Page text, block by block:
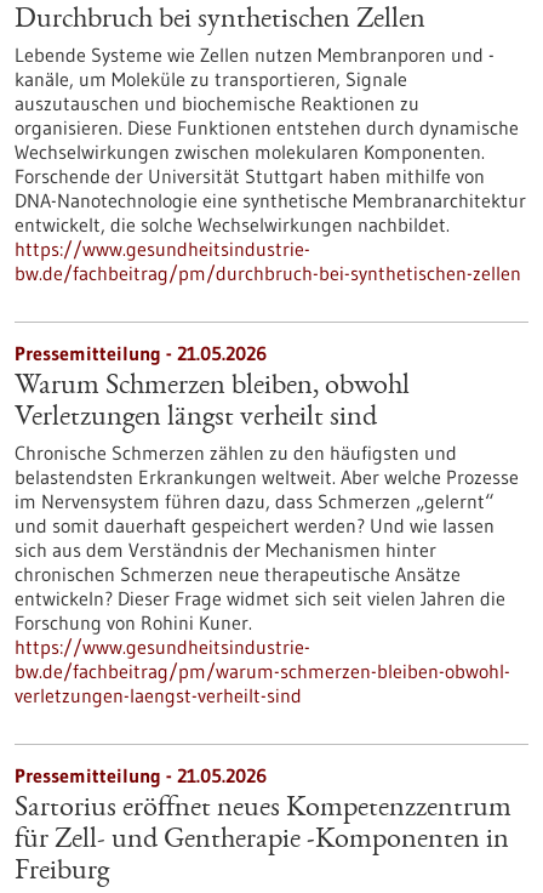
Durchbruch bei synthetischen Zellen
Lebende Systeme wie Zellen nutzen Membranporen und -
kanäle, um Moleküle zu transportieren, Signale
auszutauschen und biochemische Reaktionen zu
organisieren. Diese Funktionen entstehen durch dynamische
Wechselwirkungen zwischen molekularen Komponenten.
Forschende der Universität Stuttgart haben mithilfe von
DNA-Nanotechnologie eine synthetische Membranarchitektur
entwickelt, die solche Wechselwirkungen nachbildet.
https://www.gesundheitsindustrie-
bw.de/fachbeitrag/pm/durchbruch-bei-synthetischen-zellen
Pressemitteilung - 21.05.2026
Warum Schmerzen bleiben, obwohl
Verletzungen längst verheilt sind
Chronische Schmerzen zählen zu den häufigsten und
belastendsten Erkrankungen weltweit. Aber welche Prozesse
im Nervensystem führen dazu, dass Schmerzen „gelernt“
und somit dauerhaft gespeichert werden? Und wie lassen
sich aus dem Verständnis der Mechanismen hinter
chronischen Schmerzen neue therapeutische Ansätze
entwickeln? Dieser Frage widmet sich seit vielen Jahren die
Forschung von Rohini Kuner.
https://www.gesundheitsindustrie-
bw.de/fachbeitrag/pm/warum-schmerzen-bleiben-obwohl-
verletzungen-laengst-verheilt-sind
Pressemitteilung - 21.05.2026
Sartorius eröffnet neues Kompetenzzentrum
für Zell- und Gentherapie ‑Komponenten in
Freiburg